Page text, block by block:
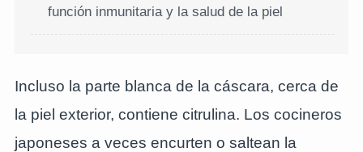
función inmunitaria y la salud de la piel
Incluso la parte blanca de la cáscara, cerca de
la piel exterior, contiene citrulina. Los cocineros
japoneses a veces encurten o saltean la